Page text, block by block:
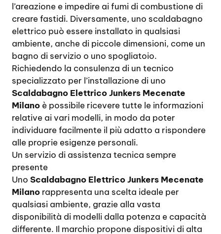
l’areazione e impedire ai fumi di combustione di
creare fastidi. Diversamente, uno scaldabagno
elettrico può essere installato in qualsiasi
ambiente, anche di piccole dimensioni, come un
bagno di servizio o uno spogliatoio.
Richiedendo la consulenza di un tecnico
specializzato per l’installazione di uno
Scaldabagno Elettrico Junkers Mecenate
Milano è possibile ricevere tutte le informazioni
relative ai vari modelli, in modo da poter
individuare facilmente il più adatto a rispondere
alle proprie esigenze personali.
Un servizio di assistenza tecnica sempre
presente
Uno Scaldabagno Elettrico Junkers Mecenate
Milano rappresenta una scelta ideale per
qualsiasi ambiente, grazie alla vasta
disponibilità di modelli dalla potenza e capacità
differente. Il marchio propone dispositivi di alta